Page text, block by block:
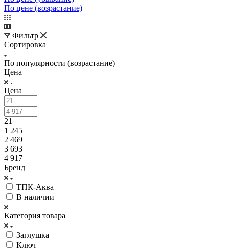
По цене (возрастание)
Фильтр
Сортировка
По популярности (возрастание)
Цена
Цена
21
1 245
2 469
3 693
4 917
Бренд
ТПК-Аква
В наличии
Категория товара
Заглушка
Ключ